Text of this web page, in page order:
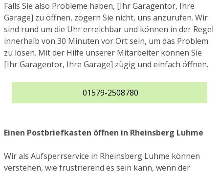
Falls Sie also Probleme haben, [Ihr Garagentor, Ihre
Garage] zu öffnen, zögern Sie nicht, uns anzurufen. Wir
sind rund um die Uhr erreichbar und können in der Regel
innerhalb von 30 Minuten vor Ort sein, um das Problem
zu lösen. Mit der Hilfe unserer Mitarbeiter können Sie
[Ihr Garagentor, Ihre Garage] zügig und einfach öffnen.
01579-2508780
Einen Postbriefkasten öffnen in Rheinsberg Luhme
Wir als Aufsperrservice in Rheinsberg Luhme können
verstehen, wie frustrierend es sein kann, wenn der